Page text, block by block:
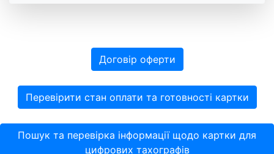
Договір оферти
Перевірити стан оплати та готовності картки
Пошук та перевірка інформації щодо картки для
цифрових тахографів